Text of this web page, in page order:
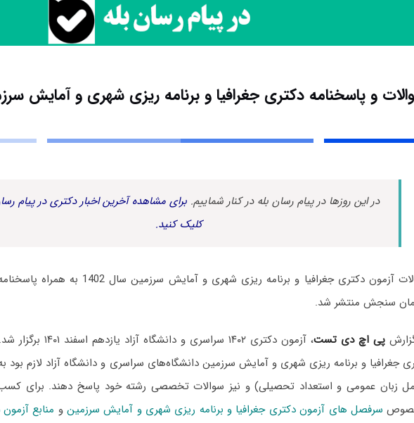
و پاسخنامه دکتری جغرافیا و برنامه ریزی شهری و آمایش سرزمین
در این روزها در پیام رسان بله در کنار شماییم. برای مشاهده آخرین اخبار دکتری در پیام
کلیک کنید.
سوالات آزمون دکتری جغرافیا و برنامه ریزی شهری و
سنجش منتشر شد.
پی اچ دی تست
، آزمون دکتری ۱۴۰۲ سراسری و
جغرافیا و برنامه ریزی شهری و آمایش سرزمین دانشگاه‌های سراسری و دانشگاه آزاد لازم بود
زبان عمومی و استعداد تحصیلی) و نیز سوالات تخصصی رشته خود پاسخ دهند. برای کسب
سرفصل های آزمون دکتری جغرافیا و برنامه ریزی شهری و آمایش سرزمینو منابع